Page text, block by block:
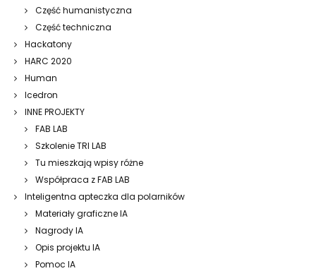
Część humanistyczna
Część techniczna
Hackatony
HARC 2020
Human
Icedron
INNE PROJEKTY
FAB LAB
Szkolenie TRI LAB
Tu mieszkają wpisy różne
Współpraca z FAB LAB
Inteligentna apteczka dla polarników
Materiały graficzne IA
Nagrody IA
Opis projektu IA
Pomoc IA